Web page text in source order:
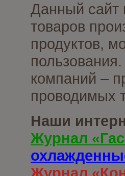
Данный сайт
товаров
продуктов,
компаний –
проводимых
Наши
Журнал